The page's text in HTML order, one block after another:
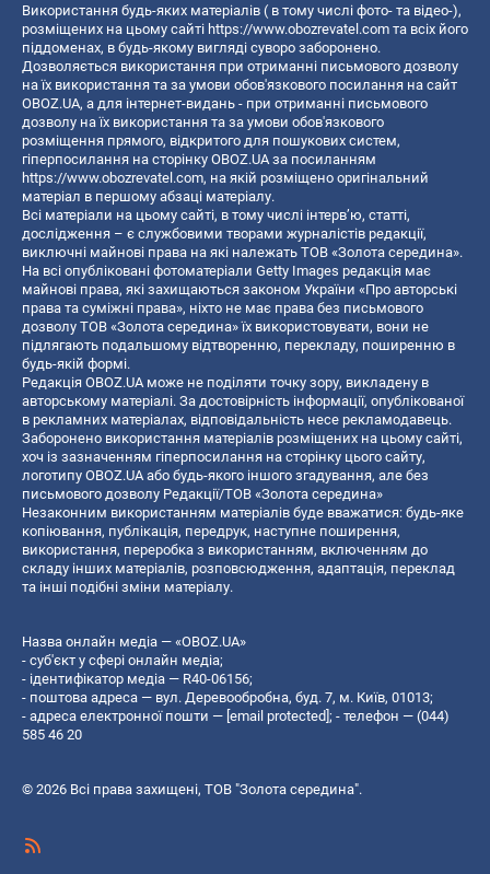
Використання будь-яких матеріалів ( в тому числі фото- та відео-),
розміщених на цьому сайті https://www.obozrevatel.com та всіх його
піддоменах, в будь-якому вигляді суворо заборонено.
Дозволяється використання при отриманні письмового дозволу
на їх використання та за умови обов'язкового посилання на сайт
OBOZ.UA, а для інтернет-видань - при отриманні письмового
дозволу на їх використання та за умови обов'язкового
розміщення прямого, відкритого для пошукових систем,
гіперпосилання на сторінку OBOZ.UA за посиланням
https://www.obozrevatel.com, на якій розміщено оригінальний
матеріал в першому абзаці матеріалу.
Всі матеріали на цьому сайті, в тому числі інтерв’ю, статті,
дослідження – є службовими творами журналістів редакції,
виключні майнові права на які належать ТОВ «Золота середина».
На всі опубліковані фотоматеріали Getty Images редакція має
майнові права, які захищаються законом України «Про авторські
права та суміжні права», ніхто не має права без письмового
дозволу ТОВ «Золота середина» їх використовувати, вони не
підлягають подальшому відтворенню, перекладу, поширенню в
будь-якій формі.
Редакція OBOZ.UA може не поділяти точку зору, викладену в
авторському матеріалі. За достовірність інформації, опублікованої
в рекламних матеріалах, відповідальність несе рекламодавець.
Заборонено використання матеріалів розміщених на цьому сайті,
хоч із зазначенням гіперпосилання на сторінку цього сайту,
логотипу OBOZ.UA або будь-якого іншого згадування, але без
письмового дозволу Редакції/ТОВ «Золота середина»
Незаконним використанням матеріалів буде вважатися: будь-яке
копiювання, публiкацiя, передрук, наступне поширення,
використання, переробка з використанням, включенням до
складу інших матеріалів, розповсюдження, адаптація, переклад
та інші подібні зміни матеріалу.
Назва онлайн медіа — «OBOZ.UA»
- суб'єкт у сфері онлайн медіа;
- ідентифікатор медіа — R40-06156;
- поштова адреса — вул. Деревообробна, буд. 7, м. Київ, 01013;
- адреса електронної пошти — [email protected]; - телефон — (044)
585 46 20
© 2026 Всі права захищені, ТОВ "Золота середина".